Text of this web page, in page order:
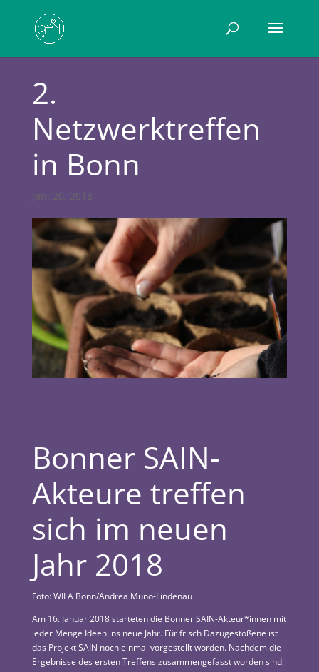
2.
Netzwerktreffen
in Bonn
Jan. 20, 2018
Bonner SAIN-
Akteure treffen
sich im neuen
Jahr 2018
Foto: WILA Bonn/Andrea Muno-Lindenau
Am 16. Januar 2018 starteten die Bonner SAIN-Akteur*innen mit
jeder Menge Ideen ins neue Jahr. Für frisch Dazugestoßene ist
das Projekt SAIN noch einmal vorgestellt worden. Nachdem die
Ergebnisse des ersten Treffens zusammengefasst worden sind,